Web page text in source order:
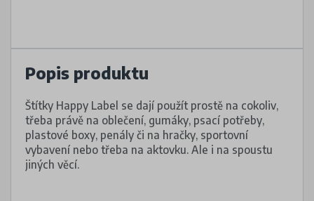
Popis produktu
Štítky Happy Label se dají použít prostě na cokoliv,
třeba právě na oblečení, gumáky, psací potřeby,
plastové boxy, penály či na hračky, sportovní
vybavení nebo třeba na aktovku. Ale i na spoustu
jiných věcí.